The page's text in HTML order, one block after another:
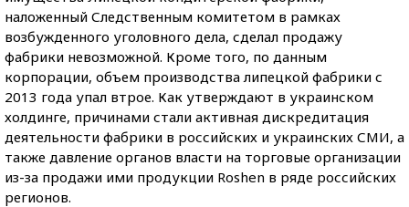
наложенный Следственным комитетом в рамках
возбужденного уголовного дела, сделал продажу
фабрики невозможной. Кроме того, по данным
корпорации, объем производства липецкой фабрики с
2013 года упал втрое. Как утверждают в украинском
холдинге, причинами стали активная дискредитация
деятельности фабрики в российских и украинских СМИ, а
также давление органов власти на торговые организации
из-за продажи ими продукции Roshen в ряде российских
регионов.